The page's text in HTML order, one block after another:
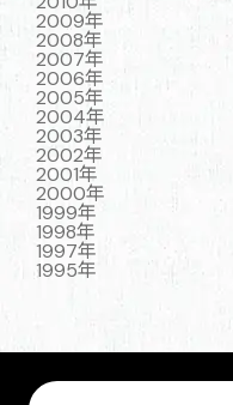
2009年
2008年
2007年
2006年
2005年
2004年
2003年
2002年
2001年
2000年
1999年
1998年
1997年
1995年